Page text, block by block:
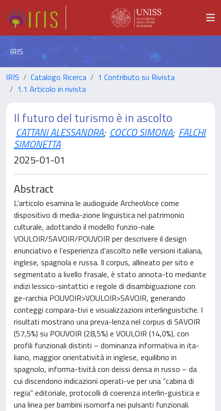
IRIS
IRIS Catalogo Ricerca
1 Contributo su Rivista
1.1 Articolo in rivista
Il futuro del turismo è in ascolto
CATTANI ALESSANDRA; COCCO SIMONA; FALCHI
SIMONETTA
2025-01-01
Abstract
L’articolo esamina le audioguide ArcheoVoce come
dispositivo di media-zione linguistica nel patrimonio
culturale, adottando il modello funzio-nale
VOULOIR/SAVOIR/POUVOIR per descrivere il design
enunciativo e l’esperienza d’ascolto nelle versioni italiana,
inglese, spagnola e russa. Il corpus, allineato per sito e
segmentato a livello frasale, è stato annota-to mediante
indizi lessico-sintattici e regole di disambiguazione con
ge-rarchia POUVOIR>VOULOIR>SAVOIR, generando
conteggi compara-tivi e visualizzazioni interlinguistiche. I
risultati mostrano una preva-lenza nel corpus di SAVOIR
(57,5%) su POUVOIR (28,5%) e VOULOIR (14,0%), con
profili funzionali distinti – dominanza informativa in ita-
liano, maggior orientatività in inglese, equilibrio in
spagnolo, informa-tività con deissi densa in russo – da
cui discendono indicazioni operati-ve per una “cabina di
regia” editoriale, protocolli di coerenza interlin-guistica e
una linea per bambini isomorfa nei pulsanti funzionali.